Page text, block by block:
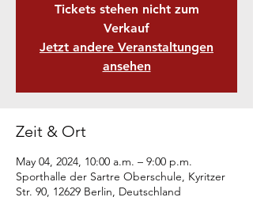
Tickets stehen nicht zum
Verkauf
Jetzt andere Veranstaltungen
ansehen
Zeit & Ort
May 04, 2024, 10:00 a.m. – 9:00 p.m.
Sporthalle der Sartre Oberschule, Kyritzer
Str. 90, 12629 Berlin, Deutschland